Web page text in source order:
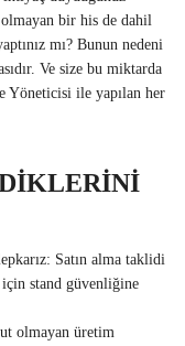
olmayan bir his de dahil
mı? Bunun nedeni
Ve size bu miktarda
Yöneticisi ile yapılan her
Satın alma taklidi
stand güvenliğine
olmayan üretim